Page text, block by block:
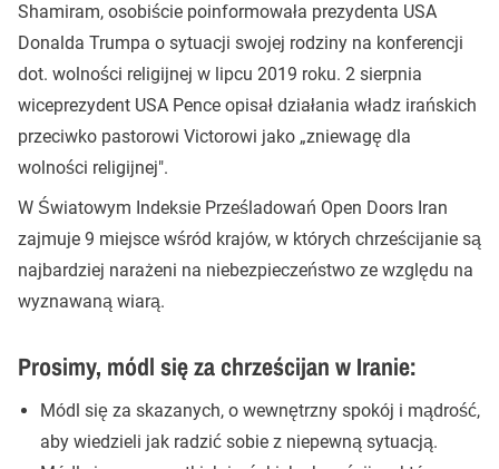
Shamiram, osobiście poinformowała prezydenta USA
Donalda Trumpa o sytuacji swojej rodziny na konferencji
dot. wolności religijnej w lipcu 2019 roku. 2 sierpnia
wiceprezydent USA Pence opisał działania władz irańskich
przeciwko pastorowi Victorowi jako „zniewagę dla
wolności religijnej".
W Światowym Indeksie Prześladowań Open Doors Iran
zajmuje 9 miejsce wśród krajów, w których chrześcijanie są
najbardziej narażeni na niebezpieczeństwo ze względu na
wyznawaną wiarą.
Prosimy, módl się za chrześcijan w Iranie:
Módl się za skazanych, o wewnętrzny spokój i mądrość,
aby wiedzieli jak radzić sobie z niepewną sytuacją.